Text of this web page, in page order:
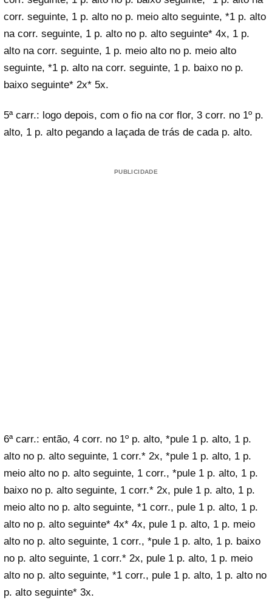
corr. seguinte, 1 p. alto no p. meio alto seguinte, *1 p. alto
na corr. seguinte, 1 p. alto no p. alto seguinte* 4x, 1 p.
alto na corr. seguinte, 1 p. meio alto no p. meio alto
seguinte, *1 p. alto na corr. seguinte, 1 p. baixo no p.
baixo seguinte* 2x* 5x.
5ª carr.: logo depois, com o fio na cor flor, 3 corr. no 1º p.
alto, 1 p. alto pegando a laçada de trás de cada p. alto.
PUBLICIDADE
6ª carr.: então, 4 corr. no 1º p. alto, *pule 1 p. alto, 1 p.
alto no p. alto seguinte, 1 corr.* 2x, *pule 1 p. alto, 1 p.
meio alto no p. alto seguinte, 1 corr., *pule 1 p. alto, 1 p.
baixo no p. alto seguinte, 1 corr.* 2x, pule 1 p. alto, 1 p.
meio alto no p. alto seguinte, *1 corr., pule 1 p. alto, 1 p.
alto no p. alto seguinte* 4x* 4x, pule 1 p. alto, 1 p. meio
alto no p. alto seguinte, 1 corr., *pule 1 p. alto, 1 p. baixo
no p. alto seguinte, 1 corr.* 2x, pule 1 p. alto, 1 p. meio
alto no p. alto seguinte, *1 corr., pule 1 p. alto, 1 p. alto no
p. alto seguinte* 3x.